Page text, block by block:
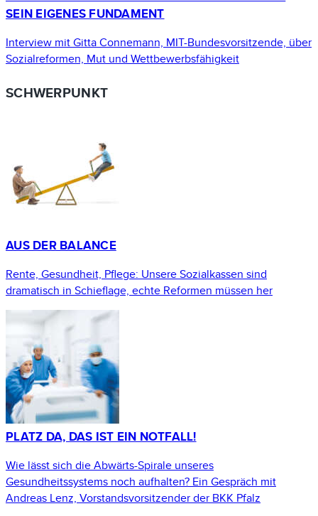
SEIN EIGENES FUNDAMENT
Interview mit Gitta Connemann, MIT-Bundesvorsitzende, über
Sozialreformen, Mut und Wettbewerbsfähigkeit
SCHWERPUNKT
AUS DER BALANCE
Rente, Gesundheit, Pflege: Unsere Sozialkassen sind
dramatisch in Schieflage, echte Reformen müssen her
PLATZ DA, DAS IST EIN NOTFALL!
Wie lässt sich die Abwärts-Spirale unseres
Gesundheitssystems noch aufhalten? Ein Gespräch mit
Andreas Lenz, Vorstandsvorsitzender der BKK Pfalz